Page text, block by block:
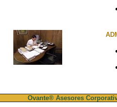
Ovante® Asesores